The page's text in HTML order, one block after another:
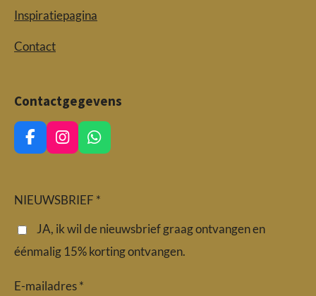
Inspiratiepagina
Contact
Contactgegevens
F
a
b
I
n
a
r
m
W
h
s
p
NIEUWSBRIEF *
JA, ik wil de nieuwsbrief graag ontvangen en
éénmalig 15% korting ontvangen.
E-mailadres *